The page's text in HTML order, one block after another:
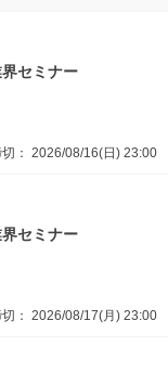
セミナー
： 2026/08/16(日) 23:00
セミナー
： 2026/08/17(月) 23:00